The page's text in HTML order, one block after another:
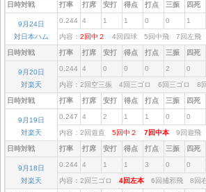
日時対戦 打率 打席 安打 得点 打点 三振 四死
9月24日
対日本ハム
0.244 4 1 1 0 0 1
内容： 2回中２ 4回四球 5回中飛 7回左飛
日時対戦 打率 打席 安打 得点 打点 三振 四死
9月20日
対楽天
0.244 4 0 0 0 2 0
内容：2回空三振 4回三ゴロ 6回三ゴロ 8
日時対戦 打率 打席 安打 得点 打点 三振 四死
9月19日
対楽天
0.247 4 2 1 1 0 0
内容：2回遊直 5回中２ 7回中本 9回遊飛
日時対戦 打率 打席 安打 得点 打点 三振 四死
9月18日
対楽天
0.244 4 1 1 3 0 0
内容：2回三ゴロ 4回左本 6回捕邪飛 8回